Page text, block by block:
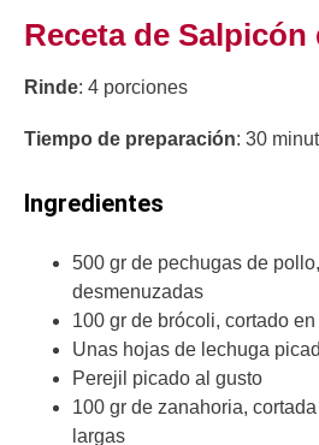
Receta de Salpicón
Rinde: 4 porciones
Tiempo de preparación: 30
Ingredientes
500 gr de pechugas de
desmenuzadas
100 gr de brócoli, cortado
Unas hojas de lechuga
Perejil picado al gusto
100 gr de zanahoria,
largas